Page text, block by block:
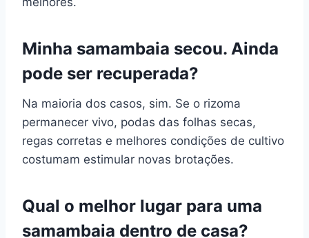
Minha samambaia secou. Ainda
pode ser recuperada?
Na maioria dos casos, sim. Se o rizoma
permanecer vivo, podas das folhas secas,
regas corretas e melhores condições de cultivo
costumam estimular novas brotações.
Qual o melhor lugar para uma
samambaia dentro de casa?